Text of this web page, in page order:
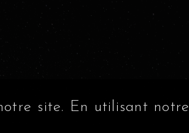
site. En utilisant notre